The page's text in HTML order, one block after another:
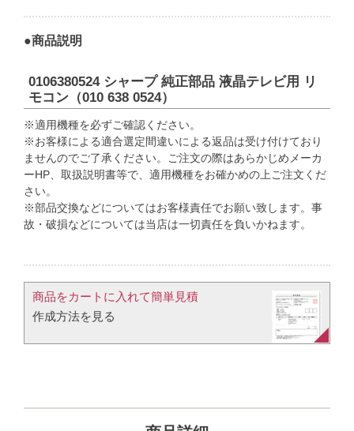
●商品説明
0106380524 シャープ 純正部品 液晶テレビ用 リ
モコン（010 638 0524）
※適用機種を必ずご確認ください。
※お客様による適合選定間違いによる返品は受け付けており
ませんのでご了承ください。ご注文の際はあらかじめメーカ
ーHP、取扱説明書等で、適用機種をお確かめの上ご注文くだ
さい。
※部品交換などについてはお客様責任でお願い致します。事
故・破損などについては当店は一切責任を負いかねます。
商品をカートに入れて簡単見積​
作成方法を見る​​